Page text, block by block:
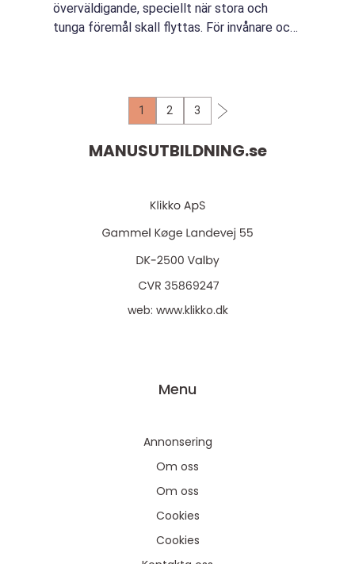
överväldigande, speciellt när stora och
tunga föremål skall flyttas. För invånare och
1 2 3
MANUSUTBILDNING.se
web: www.klikko.dk
Menu
Annonsering
Om oss
Om oss
Cookies
Cookies